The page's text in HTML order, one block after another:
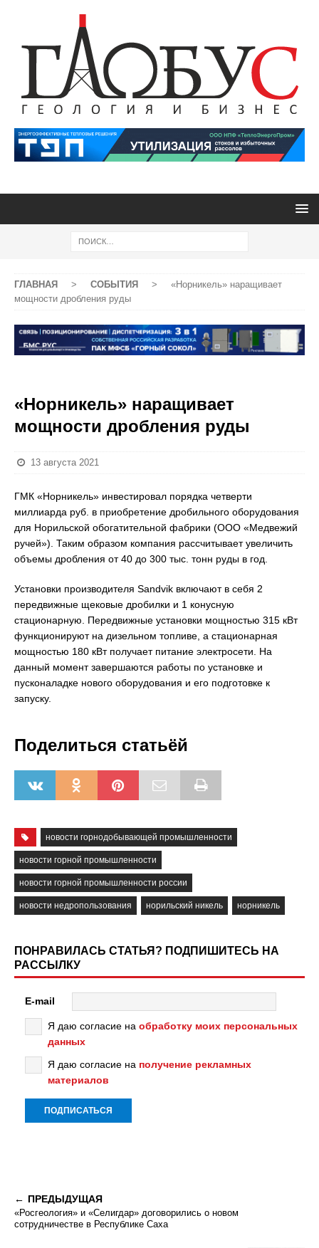
ГЛАВНАЯ > СОБЫТИЯ >
«Норникель» наращивает
мощности дробления руды
«Норникель» наращивает
мощности дробления руды
13 августа 2021
ГМК «Норникель» инвестировал порядка четверти
миллиарда руб. в приобретение дробильного оборудования
для Норильской обогатительной фабрики (ООО «Медвежий
ручей»). Таким образом компания рассчитывает увеличить
объемы дробления от 40 до 300 тыс. тонн руды в год.
Установки производителя Sandvik включают в себя 2
передвижные щековые дробилки и 1 конусную
стационарную. Передвижные установки мощностью 315 кВт
функционируют на дизельном топливе, а стационарная
мощностью 180 кВт получает питание электросети. На
данный момент завершаются работы по установке и
пусконаладке нового оборудования и его подготовке к
запуску.
Поделиться статьёй
новости горнодобывающей промышленности
новости горной промышленности
новости горной промышленности россии
новости недропользования норильский никель норникель
ПОНРАВИЛАСЬ СТАТЬЯ? ПОДПИШИТЕСЬ НА
РАССЫЛКУ
E-mail
Я даю согласие на обработку моих персональных
данных
Я даю согласие на получение рекламных
материалов
ПРЕДЫДУЩАЯ
«Росгеология» и «Селигдар» договорились о новом
сотрудничестве в Республике Саха